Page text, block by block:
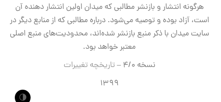
هرگونه انتشار و بازنشر مطالبی که میدان اولین انتشار دهنده آن
است، آزاد بوده و توصیه می‌شود. درباره مطالبی که از منابع دیگر در
سایت میدان با ذکر منبع بازنشر شده‌اند، محدودیت‌های منبع اصلی
معتبر خواهد بود.
نسخه ۴/۰ –
تاریخچه تغییرات
۱۳۹۹
🌗